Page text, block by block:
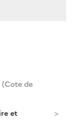
(Cote de
et